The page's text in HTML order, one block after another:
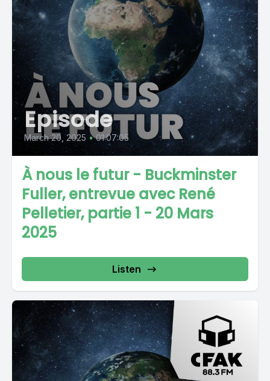
Episode
March 20, 2025 • 01:07:05
À nous le futur - Buckminster
Fuller, entrevue avec René
Pelletier, partie 1 - 20 Mars
2025
Listen